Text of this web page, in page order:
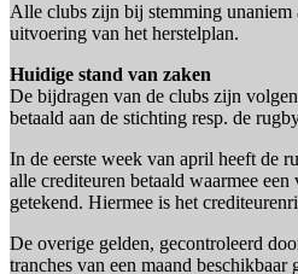
Alle clubs zijn bij stemming unaniem
uitvoering van het herstelplan.
Huidige stand van zaken
De bijdragen van de clubs zijn
betaald aan de stichting resp. de
In de eerste week van april heeft de
alle crediteuren betaald waarmee
getekend. Hiermee is het
De overige gelden, gecontroleerd
tranches van een maand